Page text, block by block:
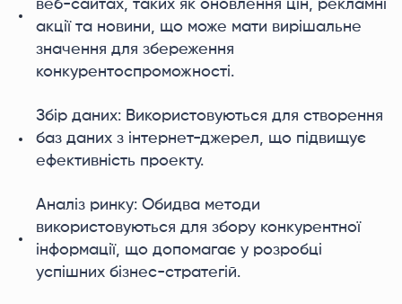
веб-сайтах, таких як оновлення цін, рекламні
акції та новини, що може мати вирішальне
значення для збереження
конкурентоспроможності.
Збір даних: Використовуються для створення
баз даних з інтернет-джерел, що підвищує
ефективність проекту.
Аналіз ринку: Обидва методи
використовуються для збору конкурентної
інформації, що допомагає у розробці
успішних бізнес-стратегій.